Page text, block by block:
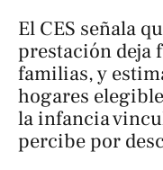
El CES señala
prestación deja
familias, y
hogares
la infancia
percibe por